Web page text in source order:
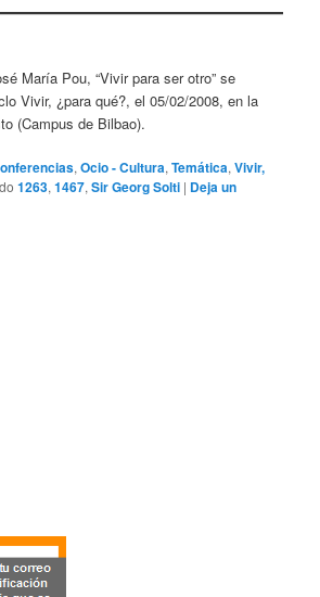
María Pou, “Vivir para ser otro” se
Vivir, ¿para qué?, el 05/02/2008, en la
(Campus de Bilbao).
,Ocio - Cultura,Temática,Vivir,
1263,1467,Sir Georg Solti | Deja un